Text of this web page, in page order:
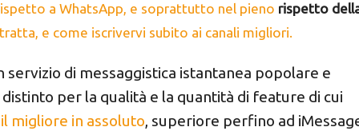
a WhatsApp, e soprattutto nel pieno rispetto
e come iscrivervi subito ai canali migliori.
servizio di messaggistica istantanea popolare e
per la qualità e la quantità di feature di cui
migliore in assoluto, superiore perfino ad